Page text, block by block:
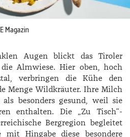
Magazin
Augen blickt das Tiroler
Almwiese. Hier oben, hoch
verbringen die Kühe den
Menge Wildkräuter. Ihre Milch
besonders gesund, weil sie
enthalten. Die „Zu Tisch“-
Bergregion begleitet
mit Hingabe diese besondere